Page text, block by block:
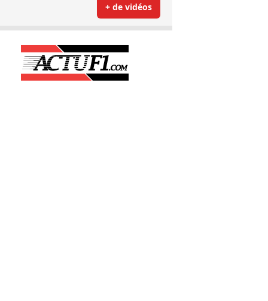
+ de vidéos